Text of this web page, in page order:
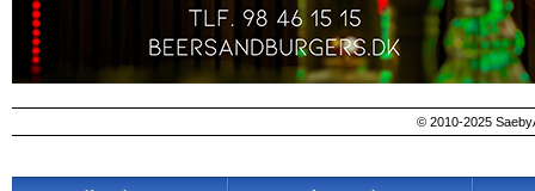
© 2010-2025